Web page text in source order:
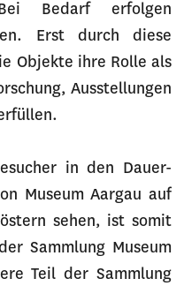
Bedarf erfolgen
Erst durch diese
Objekte ihre Rolle als
Ausstellungen
in den Dauer-
Museum Aargau auf
sehen, ist somit
Sammlung Museum
Teil der Sammlung